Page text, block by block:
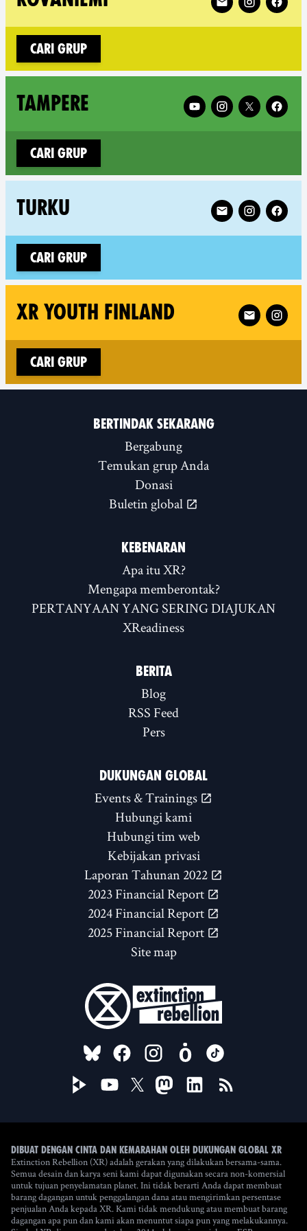
Cari grup
TAMPERE Follow XR Tampere on
Cari grup
TURKU Follow XR Turku
Cari grup
XR YOUTH FINLAND Follow XR
Cari grup
BERTINDAK SEKARANG
Bergabung
Temukan grup Anda
Donasi
Buletin global
KEBENARAN
Apa itu XR?
Mengapa memberontak?
PERTANYAAN YANG SERING DIAJUKAN
XReadiness
BERITA
Blog
RSS Feed
Pers
DUKUNGAN GLOBAL
Events & Trainings
Hubungi kami
Hubungi tim web
Kebijakan privasi
Laporan Tahunan 2022
2023 Financial Report
2024 Financial Report
2025 Financial Report
Site map
FOLLOW US ON
Dibuat dengan cinta dan kemarahan oleh Dukungan Global XR
Extinction Rebellion (XR) adalah gerakan yang dilakukan bersama-sama.
Semua desain dan karya seni kami dapat digunakan secara non-komersial
untuk tujuan penyelamatan planet. Ini tidak berarti Anda dapat membuat
barang dagangan untuk penggalangan dana atau mengirimkan persentase
penjualan Anda kepada XR. Kami tidak mendukung atau membuat barang
dagangan apa pun dan kami akan menuntut siapa pun yang melakukannya.